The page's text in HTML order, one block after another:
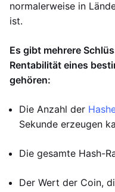
normalerweise in
ist.
Es gibt mehrere
Rentabilität eines
gehören:
Die Anzahl der
Sekunde erzeugen
Die gesamte Hash-
Der Wert der Coin,